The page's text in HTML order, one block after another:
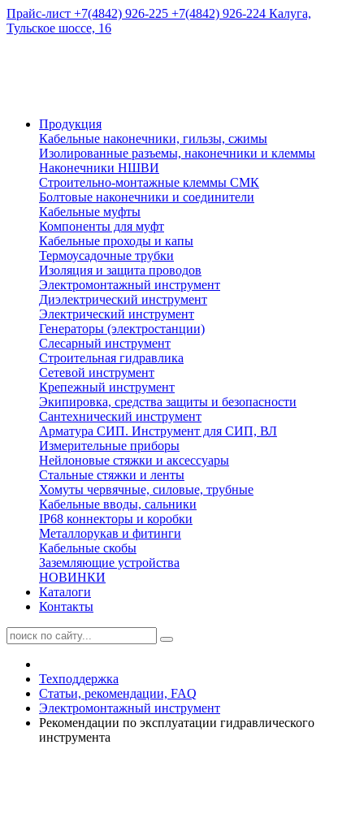
Прайс-лист +7(4842) 926-225 +7(4842) 926-224 Калуга,
Тульское шоссе, 16
Продукция
Кабельные наконечники, гильзы, сжимы
Изолированные разъемы, наконечники и клеммы
Наконечники НШВИ
Строительно-монтажные клеммы СМК
Болтовые наконечники и соединители
Кабельные муфты
Компоненты для муфт
Кабельные проходы и капы
Термоусадочные трубки
Изоляция и защита проводов
Электромонтажный инструмент
Диэлектрический инструмент
Электрический инструмент
Генераторы (электростанции)
Слесарный инструмент
Строительная гидравлика
Сетевой инструмент
Крепежный инструмент
Экипировка, средства защиты и безопасности
Сантехнический инструмент
Арматура СИП. Инструмент для СИП, ВЛ
Измерительные приборы
Нейлоновые стяжки и аксессуары
Стальные стяжки и ленты
Хомуты червячные, силовые, трубные
Кабельные вводы, сальники
IP68 коннекторы и коробки
Металлорукав и фитинги
Кабельные скобы
Заземляющие устройства
НОВИНКИ
Каталоги
Контакты
Техподдержка
Статьи, рекомендации, FAQ
Электромонтажный инструмент
Рекомендации по эксплуатации гидравлического
инструмента